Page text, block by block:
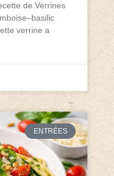
de Verrines
verrine a
ENTRÉES